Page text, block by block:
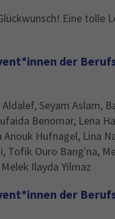
Eine tolle
der
Seyam Aslam,
Benomar, Lena
Anouk Hufnagel, Lina
Tofik Ouro Bang'na,
Ilayda Yilmaz
der